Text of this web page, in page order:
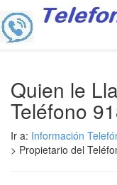
Quien le
Teléfono
Ir a: Información
> Propietario del